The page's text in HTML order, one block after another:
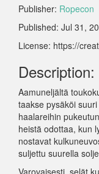
Publisher: Ropecon
Published: Jul 31,
License: https://
Description:
Aamuneljältä
taakse pysäköi
haalareihin
heistä odottaa, kun
nostavat
suljettu suurella
Varovaisesti, selät